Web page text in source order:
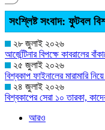
সংশ্লিষ্ট সংবাদ: ফুটবল
২৮ জুলাই ২০২৬
আর্জেন্টিনার বিপক্ষে কাবরালের
২৫ জুলাই ২০২৬
বিশ্বকাপ ফাইনালের মারামারি
২৪ জুলাই ২০২৬
বিশ্বকাপের সেরা ১০ তারকা,
আরও